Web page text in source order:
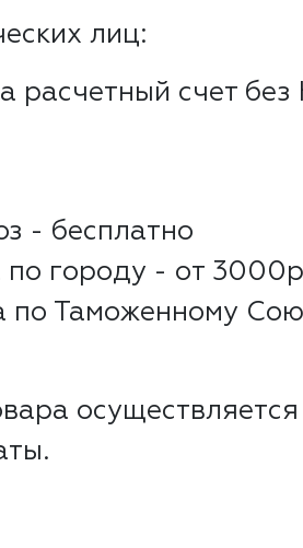
лиц:
расчетный счет
- бесплатно
по городу - от
по Таможенному